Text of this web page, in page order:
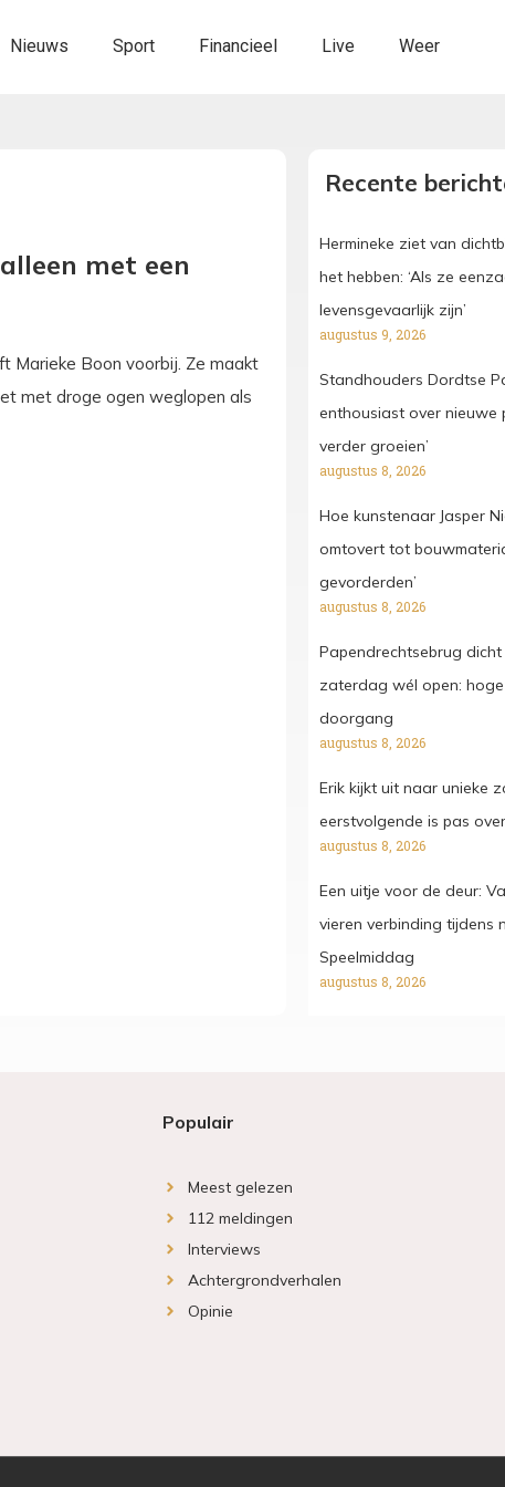
Nieuws Sport Financieel Live Weer
met een
Marieke Boon voorbij. Ze maakt
met droge ogen weglopen als
Recente
Hermineke ziet van
het hebben: ‘Als ze
levensgevaarlijk zijn’
augustus 9, 2026
Standhouders Dordtse
enthousiast over nieuwe
verder groeien’
augustus 8, 2026
Hoe kunstenaar Jasper
omtovert tot
gevorderden’
augustus 8, 2026
Papendrechtsebrug dicht
zaterdag wél open:
doorgang
augustus 8, 2026
Erik kijkt uit naar unieke
eerstvolgende is pas
augustus 8, 2026
Een uitje voor de deur:
vieren verbinding tijdens
Speelmiddag
augustus 8, 2026
Populair
Meest gelezen
112 meldingen
Interviews
Achtergrondverhalen
Opinie